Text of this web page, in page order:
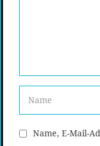
Name, E-Mail-